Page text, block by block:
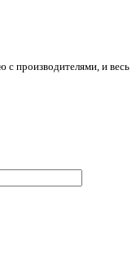
с производителями, и весь